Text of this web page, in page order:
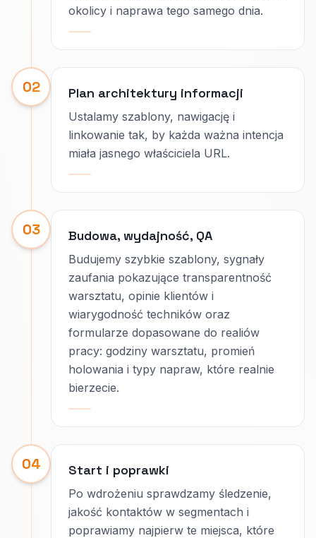
okolicy i naprawa tego samego dnia.
02 Plan architektury informacji
Ustalamy szablony, nawigację i
linkowanie tak, by każda ważna intencja
miała jasnego właściciela URL.
03 Budowa, wydajność, QA
Budujemy szybkie szablony, sygnały
zaufania pokazujące transparentność
warsztatu, opinie klientów i
wiarygodność techników oraz
formularze dopasowane do realiów
pracy: godziny warsztatu, promień
holowania i typy napraw, które realnie
bierzecie.
04 Start i poprawki
Po wdrożeniu sprawdzamy śledzenie,
jakość kontaktów w segmentach i
poprawiamy najpierw te miejsca, które